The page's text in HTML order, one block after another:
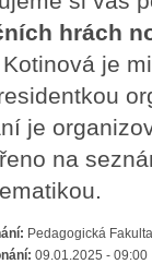
hrách
je
je
na
Pedagogická
09.01.2025 - 09:00